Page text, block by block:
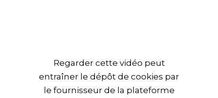
Regarder cette vidéo peut
entraîner le dépôt de cookies par
le fournisseur de la plateforme